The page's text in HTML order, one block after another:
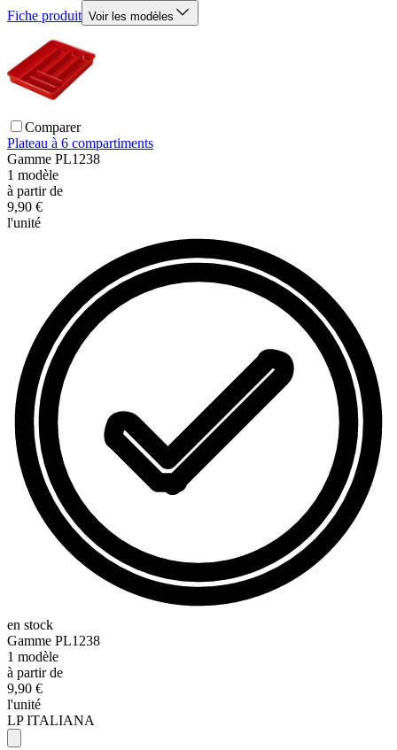
Fiche produit Voir les modèles
Comparer
Plateau à 6 compartiments
Gamme PL1238
1 modèle
à partir de
9,90 €
l'unité
en stock
Gamme PL1238
1 modèle
à partir de
9,90 €
l'unité
LP ITALIANA